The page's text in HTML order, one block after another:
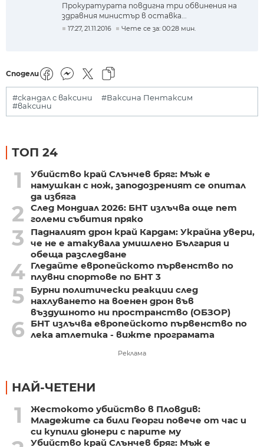
Прокуратурата повдигна три обвинения на
здравния министър в оставка...
17:27, 21.11.2016 Чете се за: 00:28 мин.
Сподели
#скандал с ваксини
#Ваксина Пентаксим
#ваксини
ТОП 24
1
Убийство край Слънчев бряг: Мъж е
намушкан с нож, заподозреният се опитал
да избяга
2
След Мондиал 2026: БНТ излъчва още пет
големи събития пряко
3
Падналият дрон край Кардам: Украйна увери,
че не е атакувала умишлено България и
обеща разследване
4 Гледайте европейското първенство по
плувни спортове по БНТ 3
5
Бурни политически реакции след
нахлуването на военен дрон във
въздушното ни пространство (ОБЗОР)
6
БНТ излъчва европейското първенство по
лека атлетика - вижте програмата
Реклама
НАЙ-ЧЕТЕНИ
1
Жестокото убийство в Пловдив:
Младежите са били Георги повече от час и
си купили дюнери с парите му
Убийство край Слънчев бряг: Мъж е